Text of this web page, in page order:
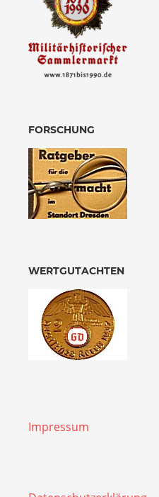
FORSCHUNG
WERTGUTACHTEN
Impressum